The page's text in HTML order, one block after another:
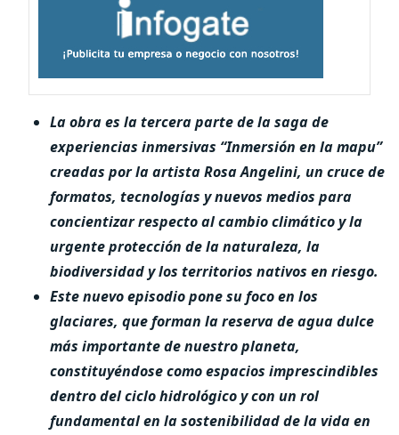
La obra es la tercera parte de la saga de
experiencias inmersivas “Inmersión en la mapu”
creadas por la artista Rosa Angelini, un cruce de
formatos, tecnologías y nuevos medios para
concientizar respecto al cambio climático y la
urgente protección de la naturaleza, la
biodiversidad y los territorios nativos en riesgo.
Este nuevo episodio pone su foco en los
glaciares, que forman la reserva de agua dulce
más importante de nuestro planeta,
constituyéndose como espacios imprescindibles
dentro del ciclo hidrológico y con un rol
fundamental en la sostenibilidad de la vida en